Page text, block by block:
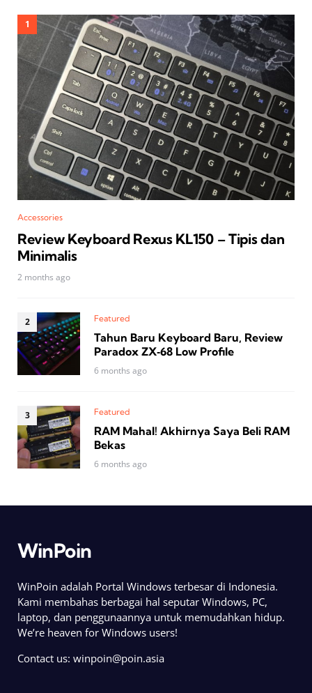
Accessories
Review Keyboard Rexus KL150 – Tipis dan
Minimalis
2 months ago
Featured
Tahun Baru Keyboard Baru, Review
Paradox ZX‑68 Low Profile
6 months ago
Featured
RAM Mahal! Akhirnya Saya Beli RAM
Bekas
6 months ago
WinPoin
WinPoin adalah Portal Windows terbesar di Indonesia.
Kami membahas berbagai hal seputar Windows, PC,
laptop, dan penggunaannya untuk memudahkan hidup.
We’re heaven for Windows users!
Contact us: winpoin@poin.asia